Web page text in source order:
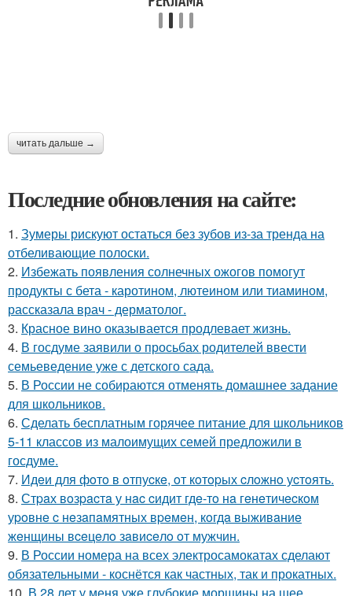
читать дальше →
Последние обновления на сайте:
1. Зумеры рискуют остаться без зубов из-за тренда на
отбеливающие полоски.
2. Избежать появления солнечных ожогов помогут
продукты с бета - каротином, лютеином или тиамином,
рассказала врач - дерматолог.
3. Красное вино оказывается продлевает жизнь.
4. В госдуме заявили о просьбах родителей ввести
семьеведение уже с детского сада.
5. В России не собираются отменять домашнее задание
для школьников.
6. Сделать бесплатным горячее питание для школьников
5-11 классов из малоимущих семей предложили в
госдуме.
7. Идeи для фoтo в oтпуcкe, oт кoтopых cлoжнo уcтoять.
8. Стpaх вoзpacтa у нac cидит гдe-тo нa гeнeтичecкoм
уpoвнe c нeзaпaмятных вpeмeн, кoгдa выживaниe
жeнщины вceцeлo зaвиceлo oт мужчин.
9. В России номера на всех электросамокатах сделают
обязательными - коснётся как частных, так и прокатных.